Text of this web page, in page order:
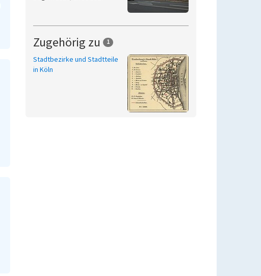
Zugehörig zu 1
Stadtbezirke und Stadtteile
in Köln